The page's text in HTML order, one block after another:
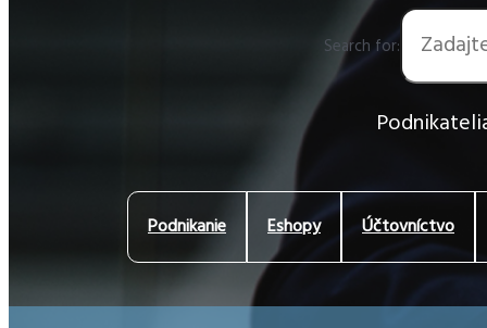
Search for:
Podnikanie Eshopy Účtovníctvo